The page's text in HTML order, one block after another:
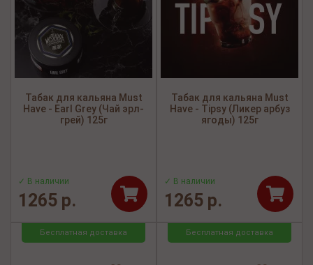
Табак для кальяна Must
Have - Earl Grey (Чай эрл-
грей) 125г
✓ В наличии
1265 р.
Табак для кальяна Must
Have - Tipsy (Ликер арбуз
ягоды) 125г
✓ В наличии
1265 р.
Бесплатная доставка Бесплатная доставка